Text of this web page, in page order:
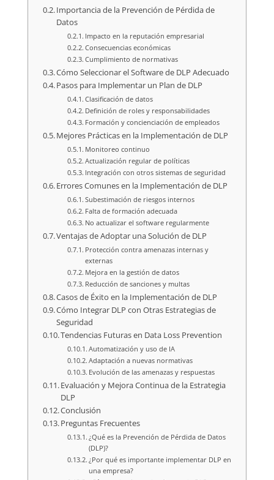
Importancia de la Prevención de Pérdida de
Datos
Impacto en la reputación empresarial
Consecuencias económicas
Cumplimiento de normativas
Cómo Seleccionar el Software de DLP Adecuado
Pasos para Implementar un Plan de DLP
Clasificación de datos
Definición de roles y responsabilidades
Formación y concienciación de empleados
Mejores Prácticas en la Implementación de DLP
Monitoreo continuo
Actualización regular de políticas
Integración con otros sistemas de seguridad
Errores Comunes en la Implementación de DLP
Subestimación de riesgos internos
Falta de formación adecuada
No actualizar el software regularmente
Ventajas de Adoptar una Solución de DLP
Protección contra amenazas internas y
externas
Mejora en la gestión de datos
Reducción de sanciones y multas
Casos de Éxito en la Implementación de DLP
Cómo Integrar DLP con Otras Estrategias de
Seguridad
Tendencias Futuras en Data Loss Prevention
Automatización y uso de IA
Adaptación a nuevas normativas
Evolución de las amenazas y respuestas
Evaluación y Mejora Continua de la Estrategia
DLP
Conclusión
Preguntas Frecuentes
¿Qué es la Prevención de Pérdida de Datos
(DLP)?
¿Por qué es importante implementar DLP en
una empresa?